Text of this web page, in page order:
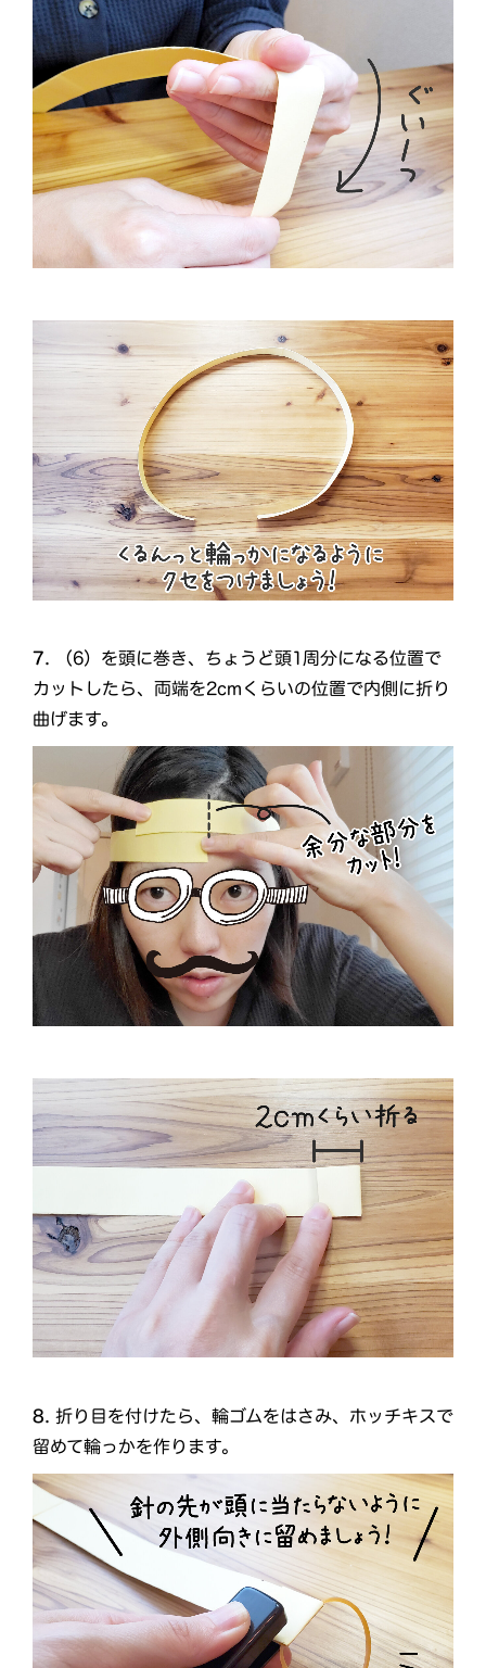
7. （6）を頭に巻き、ちょうど頭1周分になる位置で
カットしたら、両端を2cmくらいの位置で内側に折り
曲げます。
8.折り目を付けたら、輪ゴムをはさみ、ホッチキスで
留めて輪っかを作ります。